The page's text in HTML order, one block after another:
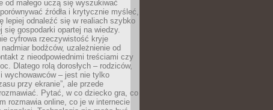
od małego uczą się wyszukiwać
źródła i krytycznie myśleć,
lepiej odnaleźć się w realiach szybko
się gospodarki opartej na wiedzy.
cyfrowa rzeczywistość kryje
bodźców, uzależnienie od
z nieodpowiednimi treściami czy
Dlatego rolą dorosłych – rodziców,
wychowawców – jest nie tylko
przy ekranie”, ale przede
Pytać, w co dziecko gra, co
rozmawia online, co je w internecie